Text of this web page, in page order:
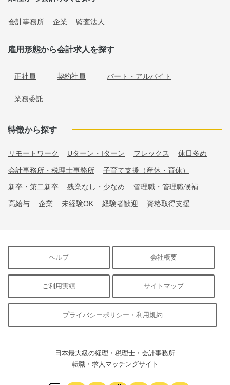
会計事務所 企業 監査法人
雇用形態から会計求人を探す
正社員 契約社員 パート・アルバイト
業務委託
特徴から探す
リモートワーク Uターン・Iターン フレックス 休日多め
会計事務所・税理士事務所 子育て支援（産休・育休）
新卒・第二新卒 残業なし・少なめ 管理職・管理職候補
高給与 企業 未経験OK 経験者歓迎 資格取得支援
ヘルプ 会社概要
ご利用実績 サイトマップ
プライバシーポリシー・利用規約
日本最大級の経理・税理士・会計事務所
転職・求人マッチングサイト